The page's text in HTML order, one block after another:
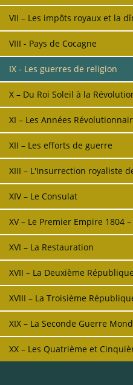
VII – Les impôts royaux et la
VIII - Pays de Cocagne
IX - Les guerres de religion
X – Du Roi Soleil à la
XI – Les Années
XII – Les efforts de guerre
XIII – L'Insurrection royaliste
XIV – Le Consulat
XV – Le Premier Empire 1804
XVI – La Restauration
XVII – La Deuxième
XVIII – La Troisième
XIX – La Seconde Guerre
XX – Les Quatrième et